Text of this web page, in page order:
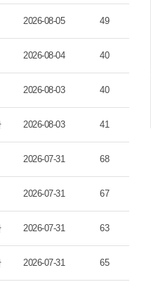
2026-08-05 49
2026-08-04 40
2026-08-03 40
2026-08-03 41
2026-07-31 68
2026-07-31 67
2026-07-31 63
2026-07-31 65